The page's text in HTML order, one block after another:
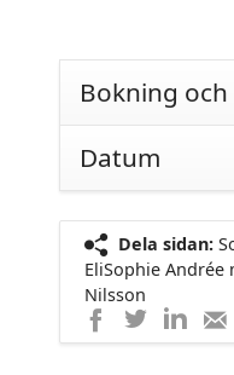
Bokning
Datum
Dela sidan:
EliSophie Andrée
Nilsson
Dela
på
Dela
på
Dela
på